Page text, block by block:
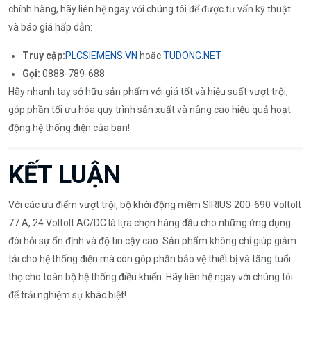
chính hãng, hãy liên hệ ngay với chúng tôi để được tư vấn kỹ thuật
và báo giá hấp dẫn:
Truy cập:PLCSIEMENS.VN hoặcTUDONG.NET
Gọi: 0888-789-688
Hãy nhanh tay sở hữu sản phẩm với giá tốt và hiệu suất vượt trội,
góp phần tối ưu hóa quy trình sản xuất và nâng cao hiệu quả hoạt
động hệ thống điện của bạn!
KẾT LUẬN
Với các ưu điểm vượt trội, bộ khởi động mềm SIRIUS 200-690 Voltolt
77 A, 24 Voltolt AC/DC là lựa chọn hàng đầu cho những ứng dụng
đòi hỏi sự ổn định và độ tin cậy cao. Sản phẩm không chỉ giúp giảm
tải cho hệ thống điện mà còn góp phần bảo vệ thiết bị và tăng tuổi
thọ cho toàn bộ hệ thống điều khiển. Hãy liên hệ ngay với chúng tôi
để trải nghiệm sự khác biệt!